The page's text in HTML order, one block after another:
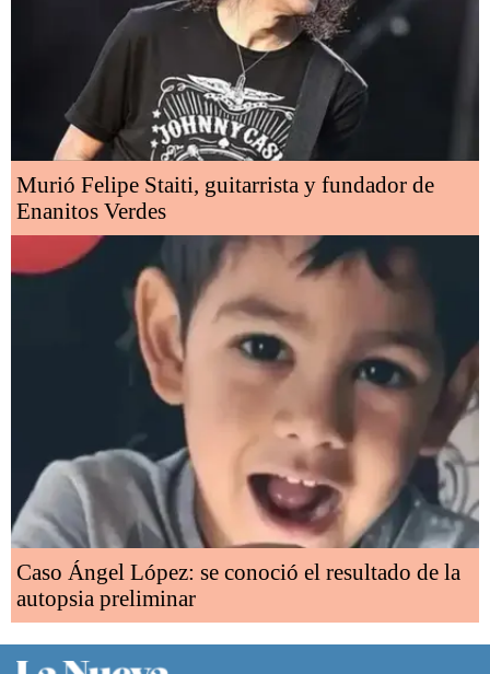
Murió Felipe Staiti, guitarrista y fundador de
Enanitos Verdes
Caso Ángel López: se conoció el resultado de la
autopsia preliminar